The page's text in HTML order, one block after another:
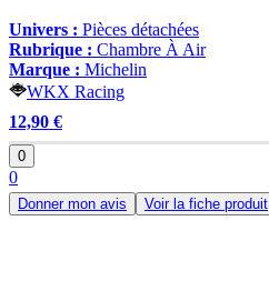
Univers : Pièces détachées
Rubrique : Chambre À Air
Marque : Michelin
WKX Racing
12,90 €
0
0
Donner mon avis Voir la fiche produit